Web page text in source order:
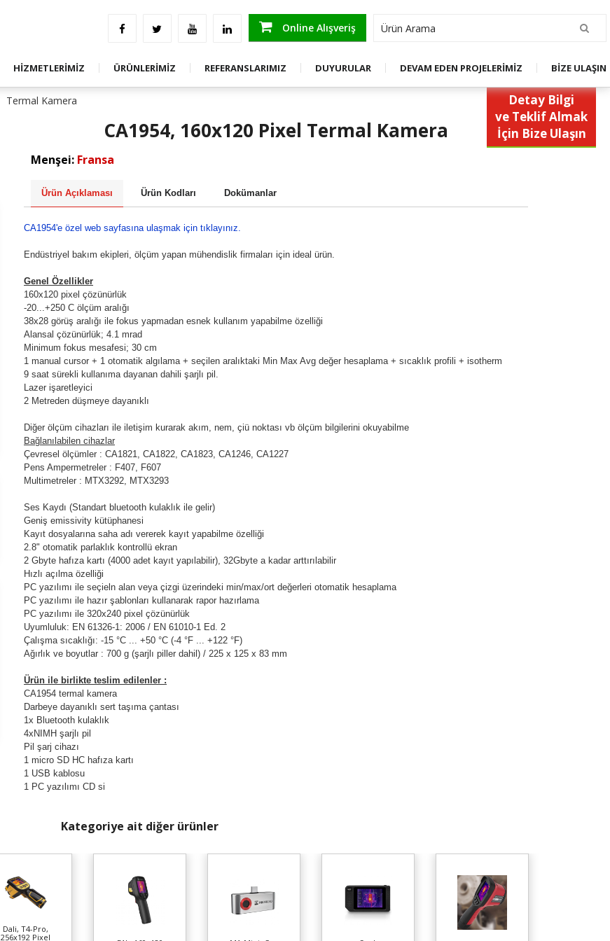
Online Alışveriş
HİZMETLERİMİZ
Danışmanlık
ÜRÜNLERİMİZ
ENERJİ KALİTESİ ÇÖZÜMLERİ
STOK FAZLASI ÜRÜNLERREFERANSLARIMIZ DUYURULAR DEVAM EDEN PROJELERİMİZ BİZE ULAŞIN
Termal Kamera
Detay Bilgi
ve Teklif Almak
İçin Bize Ulaşın
CA1954, 160x120 Pixel Termal Kamera
Menşei: Fransa
Ürün Açıklaması Ürün Kodları Dokümanlar
CA1954'e özel web sayfasına ulaşmak için tıklayınız.
Endüstriyel bakım ekipleri, ölçüm yapan mühendislik firmaları için ideal ürün.
Genel Özellikler
160x120 pixel çözünürlük
-20...+250 C ölçüm aralığı
38x28 görüş aralığı ile fokus yapmadan esnek kullanım yapabilme özelliği
Alansal çözünürlük; 4.1 mrad
Minimum fokus mesafesi; 30 cm
1 manual cursor + 1 otomatik algılama + seçilen aralıktaki Min Max Avg değer hesaplama + sıcaklık profili + isotherm
9 saat sürekli kullanıma dayanan dahili şarjlı pil.
Lazer işaretleyici
2 Metreden düşmeye dayanıklı
Diğer ölçüm cihazları ile iletişim kurarak akım, nem, çiü noktası vb ölçüm bilgilerini okuyabilme
Bağlanılabilen cihazlar
Çevresel ölçümler : CA1821, CA1822, CA1823, CA1246, CA1227
Pens Ampermetreler : F407, F607
Multimetreler : MTX3292, MTX3293
Ses Kaydı (Standart bluetooth kulaklık ile gelir)
Geniş emissivity kütüphanesi
Kayıt dosyalarına saha adı vererek kayıt yapabilme özelliği
2.8" otomatik parlaklık kontrollü ekran
2 Gbyte hafıza kartı (4000 adet kayıt yapılabilir), 32Gbyte a kadar arttırılabilir
Hızlı açılma özelliği
PC yazılımı ile seçieln alan veya çizgi üzerindeki min/max/ort değerleri otomatik hesaplama
PC yazılımı ile hazır şablonları kullanarak rapor hazırlama
PC yazılımı ile 320x240 pixel çözünürlük
Uyumluluk: EN 61326-1: 2006 / EN 61010-1 Ed. 2
Çalışma sıcaklığı: -15 °C ... +50 °C (-4 °F ... +122 °F)
Ağırlık ve boyutlar : 700 g (şarjlı piller dahil) / 225 x 125 x 83 mm
Ürün ile birlikte teslim edilenler :
CA1954 termal kamera
Darbeye dayanıklı sert taşıma çantası
1x Bluetooth kulaklık
4xNIMH şarjlı pil
Pil şarj cihazı
1 micro SD HC hafıza kartı
1 USB kablosu
1 PC yazılımı CD si
Kategoriye ait diğer ürünler
Dali, T4-Pro,
256x192 Pixel